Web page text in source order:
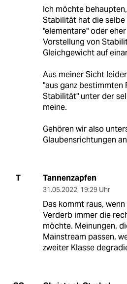
Ich möchte
Stabilität hat die
"elementare" oder
Vorstellung von
Gleichgewicht auf
Aus meiner Sicht
"aus ganz
Stabilität" unter der
meine.
Gehören wir also
Glaubensrichtungen
T Tannenzapfen
31.05.2022, 19:29 Uhr
Das kommt raus,
Verderb immer die
möchte. Meinungen,
Mainstream passen,
zweiter Klasse